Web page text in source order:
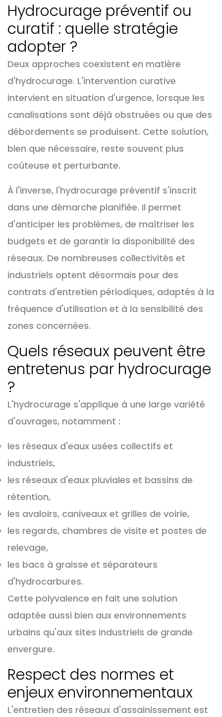
Hydrocurage préventif ou
curatif : quelle stratégie
adopter ?
Deux approches coexistent en matière
d'hydrocurage. L'intervention curative
intervient en situation d'urgence, lorsque les
canalisations sont déjà obstruées ou que des
débordements se produisent. Cette solution,
bien que nécessaire, reste souvent plus
coûteuse et perturbante.
À l'inverse, l'hydrocurage préventif s'inscrit
dans une démarche planifiée. Il permet
d'anticiper les problèmes, de maîtriser les
budgets et de garantir la disponibilité des
réseaux. De nombreuses collectivités et
industriels optent désormais pour des
contrats d'entretien périodiques, adaptés à la
fréquence d'utilisation et à la sensibilité des
zones concernées.
Quels réseaux peuvent être
entretenus par hydrocurage
?
L'hydrocurage s'applique à une large variété
d'ouvrages, notamment :
les réseaux d'eaux usées collectifs et
industriels,
les réseaux d'eaux pluviales et bassins de
rétention,
les avaloirs, caniveaux et grilles de voirie,
les regards, chambres de visite et postes de
relevage,
les bacs à graisse et séparateurs
d'hydrocarbures.
Cette polyvalence en fait une solution
adaptée aussi bien aux environnements
urbains qu'aux sites industriels de grande
envergure.
Respect des normes et
enjeux environnementaux
L'entretien des réseaux d'assainissement est